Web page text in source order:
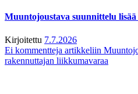
Muuntojoustava suunnittelu
Kirjoitettu 7.7.2026
Ei kommentteja artikkeliin
rakennuttajan liikkumavaraa